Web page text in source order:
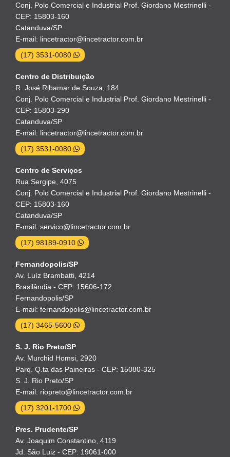
Conj. Polo Comercial e Industrial Prof. Giordano Mestrinelli -
CEP: 15803-160
Catanduva/SP
E-mail: lincetractor@lincetractor.com.br
(17) 3531-0080
Centro de Distribuição
R. José Ribamar de Souza, 184
Conj. Polo Comercial e Industrial Prof. Giordano Mestrinelli -
CEP: 15803-290
Catanduva/SP
E-mail: lincetractor@lincetractor.com.br
(17) 3531-0080
Centro de Serviços
Rua Sergipe, 4075
Conj. Polo Comercial e Industrial Prof. Giordano Mestrinelli -
CEP: 15803-160
Catanduva/SP
E-mail: servico@lincetractor.com.br
(17) 98189-0910
Fernandopolis/SP
Av. Luíz Brambatti, 4214
Brasilândia - CEP: 15606-172
Fernandopolis/SP
E-mail: fernandopolis@lincetractor.com.br
(17) 3465-5600
S. J. Rio Preto/SP
Av. Murchid Homsi, 2920
Parq. Q.ta das Paineiras - CEP: 15080-325
S. J. Rio Preto/SP
E-mail: riopreto@lincetractor.com.br
(17) 3201-1700
Pres. Prudente/SP
Av. Joaquim Constantino, 4119
Jd. São Luiz - CEP: 19061-000